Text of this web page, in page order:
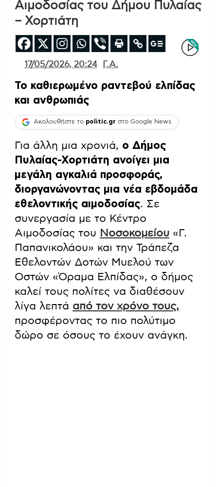
Αιμοδοσίας του Δήμου Πυλαίας
– Χορτιάτη
17/05/2026, 20:24 Γ.Α.
Το καθιερωμένο ραντεβού ελπίδας
και ανθρωπιάς
Ακολουθήστε το politic.gr στο Google News
Για άλλη μια χρονιά, ο Δήμος
Πυλαίας-Χορτιάτη ανοίγει μια
μεγάλη αγκαλιά προσφοράς,
διοργανώνοντας μια νέα εβδομάδα
εθελοντικής αιμοδοσίας. Σε
συνεργασία με το Κέντρο
Αιμοδοσίας του Νοσοκομείου «Γ.
Παπανικολάου» και την Τράπεζα
Εθελοντών Δοτών Μυελού των
Οστών «Όραμα Ελπίδας», ο δήμος
καλεί τους πολίτες να διαθέσουν
λίγα λεπτά από τον χρόνο τους,
προσφέροντας το πιο πολύτιμο
δώρο σε όσους το έχουν ανάγκη.